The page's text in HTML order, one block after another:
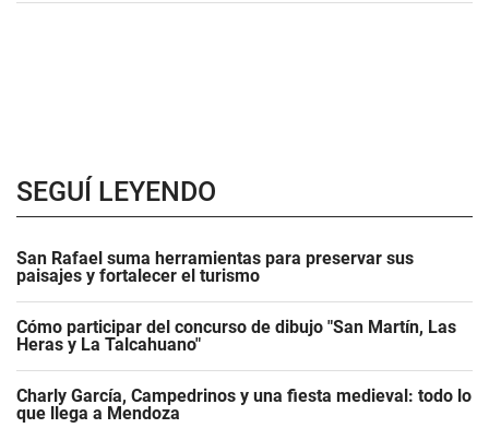
SEGUÍ LEYENDO
San Rafael suma herramientas para preservar sus
paisajes y fortalecer el turismo
Cómo participar del concurso de dibujo "San Martín, Las
Heras y La Talcahuano"
Charly García, Campedrinos y una fiesta medieval: todo lo
que llega a Mendoza